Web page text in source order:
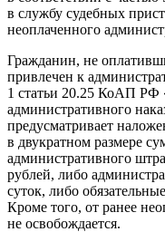
в службу судебных
неоплаченного
Гражданин, не
привлечен к
1 статьи 20.25 КоАП РФ
административного
предусматривает
в двукратном размере
административного
рублей, либо
суток, либо
Кроме того, от ранее
не освобождается.